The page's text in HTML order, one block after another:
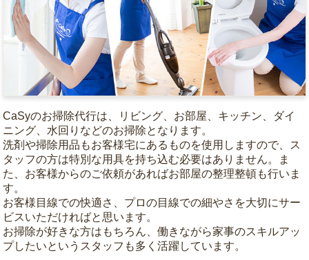
CaSyのお掃除代行は、リビング、お部屋、キッチン、ダイ
ニング、水回りなどのお掃除となります。
洗剤や掃除用品もお客様宅にあるものを使用しますので、ス
タッフの方は特別な用具を持ち込む必要はありません。ま
た、お客様からのご依頼があればお部屋の整理整頓も行いま
す。
お客様目線での快適さ、プロの目線での細やさを大切にサー
ビスいただければと思います。
お掃除が好きな方はもちろん、働きながら家事のスキルアッ
プしたいというスタッフも多く活躍しています。